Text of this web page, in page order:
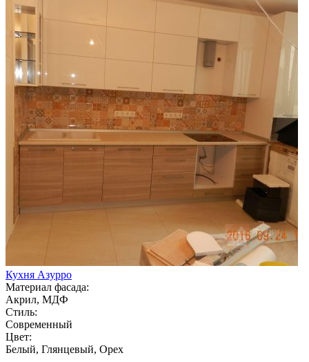
Кухня Азурро
Материал фасада:
Акрил, МДФ
Стиль:
Современный
Цвет:
Белый, Глянцевый, Орех